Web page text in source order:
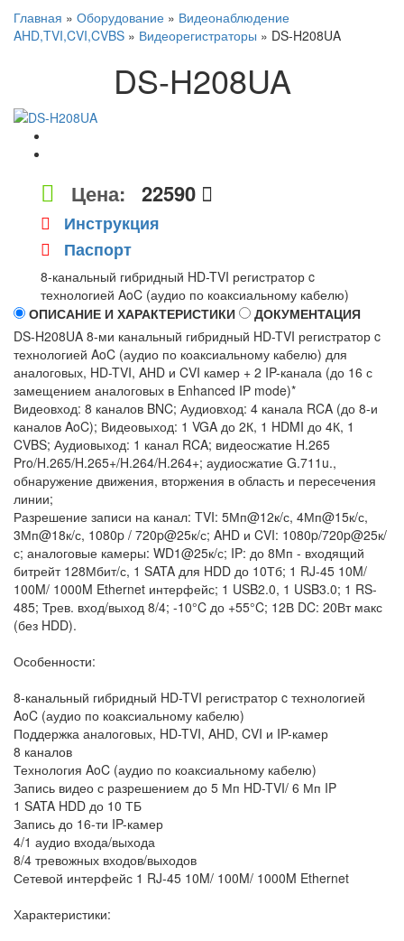
Главная » Оборудование » Видеонаблюдение
AHD,TVI,CVI,CVBS » Видеорегистраторы » DS-H208UA
DS-H208UA
Цена: 22590
Инструкция
Паспорт
8-канальный гибридный HD-TVI регистратор c
технологией AoC (аудио по коаксиальному кабелю)
ОПИСАНИЕ И ХАРАКТЕРИСТИКИ
ДОКУМЕНТАЦИЯ
DS-H208UA 8-ми канальный гибридный HD-TVI регистратор c
технологией AoC (аудио по коаксиальному кабелю) для
аналоговых, HD-TVI, AHD и CVI камер + 2 IP-канала (до 16 с
замещением аналоговых в Enhanced IP mode)*
Видеовход: 8 каналов BNC; Аудиовход: 4 канала RCA (до 8-и
каналов AoC); Видеовыход: 1 VGA до 2К, 1 HDMI до 4К, 1
CVBS; Аудиовыход: 1 канал RCA; видеосжатие H.265
Pro/H.265/H.265+/H.264/H.264+; аудиосжатие G.711u.,
обнаружение движения, вторжения в область и пересечения
линии;
Разрешение записи на канал: TVI: 5Мп@12к/с, 4Мп@15к/с,
3Мп@18к/с, 1080p / 720p@25к/с; AHD и CVI: 1080p/720p@25к/
с; аналоговые камеры: WD1@25к/с; IP: до 8Мп - входящий
битрейт 128Мбит/с, 1 SATA для HDD до 10Тб; 1 RJ-45 10M/
100M/ 1000M Ethernet интерфейс; 1 USB2.0, 1 USB3.0; 1 RS-
485; Трев. вход/выход 8/4; -10°C до +55°C; 12В DC: 20Вт макс
(без HDD).
Особенности:
8-канальный гибридный HD-TVI регистратор c технологией
AoC (аудио по коаксиальному кабелю)
Поддержка аналоговых, HD-TVI, AHD, CVI и IP-камер
8 каналов
Технология AoC (аудио по коаксиальному кабелю)
Запись видео с разрешением до 5 Мп HD-TVI/ 6 Мп IP
1 SATA HDD до 10 ТБ
Запись до 16-ти IP-камер
4/1 аудио входа/выхода
8/4 тревожных входов/выходов
Сетевой интерфейс 1 RJ-45 10M/ 100M/ 1000M Ethernet
Характеристики: